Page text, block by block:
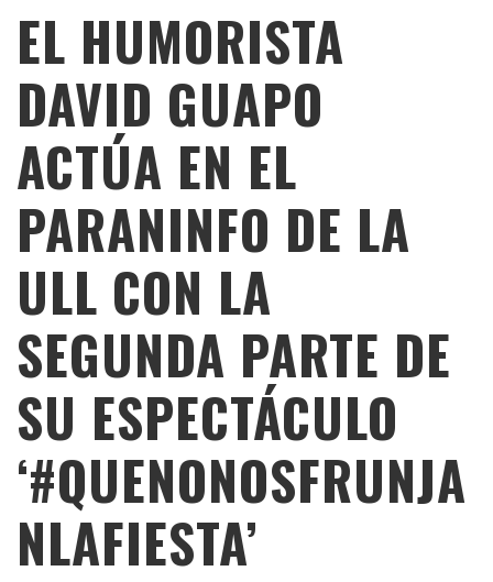
EL HUMORISTA
DAVID GUAPO
ACTÚA EN EL
PARANINFO DE LA
ULL CON LA
SEGUNDA PARTE DE
SU ESPECTÁCULO
‘#QUENONOSFRUNJA
NLAFIESTA’